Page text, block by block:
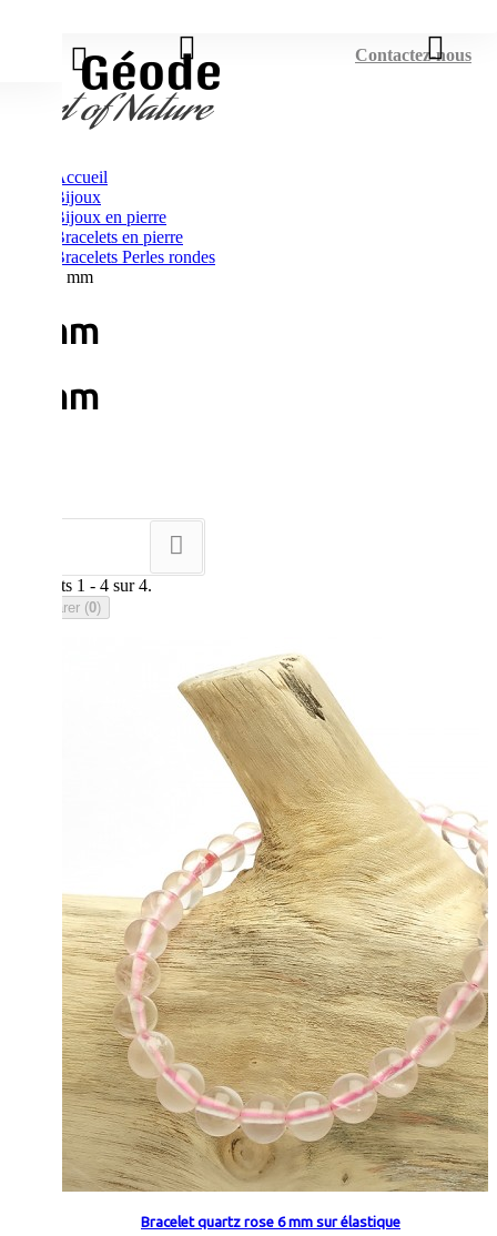
Contactez-nous
Accueil
Bijoux
Bijoux en pierre
Bracelets en pierre
Bracelets Perles rondes
6 mm
6 mm
6 mm
Résultats 1 - 4 sur 4.
Comparer (0)
Bracelet quartz rose 6 mm sur élastique